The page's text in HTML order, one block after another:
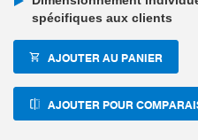
spécifiques aux clients
AJOUTER AU PANIER
AJOUTER POUR